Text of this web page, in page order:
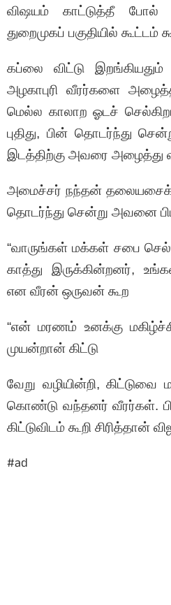
விஷயம் காட்டுத்தீ போல்
துறைமுகப் பகுதியில் கூட்டம்
கப்லை விட்டு
அழகாபுரி வீரர்களை
மெல்ல காலாற ஓடச்
புதிது, பின் தொடர்ந்து
இடத்திற்கு அவரை அழைத்து
அமைச்சர் நந்தன்
தொடர்ந்து சென்று அவனை
“வாருங்கள் மக்கள் சபை
காத்து இருக்கின்றனர்,
என வீரன் ஒருவன் கூற
“என் மரணம் உனக்கு
முயன்றான் கிட்டு
வேறு வழியின்றி,
கொண்டு வந்தனர் வீரர்கள்.
கிட்டுவிடம் கூறி சிரித்தான்
#ad